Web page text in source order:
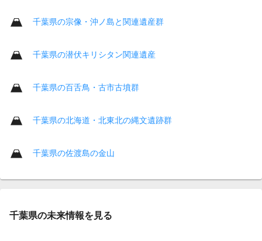
千葉県の宗像・沖ノ島と関連遺産群
千葉県の潜伏キリシタン関連遺産
千葉県の百舌鳥・古市古墳群
千葉県の北海道・北東北の縄文遺跡群
千葉県の佐渡島の金山
千葉県の未来情報を見る